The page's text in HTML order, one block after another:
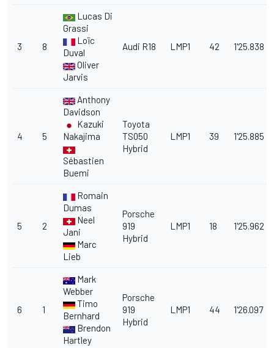
3 8
Lucas Di
Grassi
Loïc
Duval
Oliver
Jarvis
Audi R18 LMP1 42 1'25.838
4 5
Anthony
Davidson
Kazuki
Nakajima
Sébastien
Buemi
Toyota
TS050
Hybrid
LMP1 39 1'25.885
5 2
Romain
Dumas
Neel
Jani
Marc
Lieb
Porsche
919
Hybrid
LMP1 18 1'25.962
6 1
Mark
Webber
Timo
Bernhard
Brendon
Hartley
Porsche
919
Hybrid
LMP1 44 1'26.097